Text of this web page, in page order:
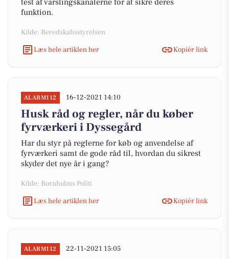
test af varslingskanalerne for at sikre deres
funktion.
Kilde: Beredskabsstyrelsen
Læs hele artiklen her
Kopiér link
ALARM112 16-12-2021 14:10
Husk råd og regler, når du køber
fyrværkeri i Dyssegård
Har du styr på reglerne for køb og anvendelse af
fyrværkeri samt de gode råd til, hvordan du sikrest
skyder det nye år i gang?
Kilde: Bornholms Politi
Læs hele artiklen her
Kopiér link
ALARM112 22-11-2021 15:05